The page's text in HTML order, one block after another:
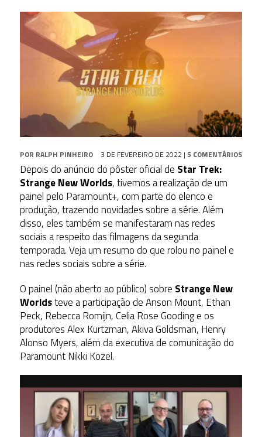
POR RALPH PINHEIRO 3 DE FEVEREIRO DE 2022 | 5 COMENTÁRIOS
Depois do anúncio do pôster oficial de Star Trek:
Strange New Worlds, tivemos a realização de um
painel pelo Paramount+, com parte do elenco e
produção, trazendo novidades sobre a série. Além
disso, eles também se manifestaram nas redes
sociais a respeito das filmagens da segunda
temporada. Veja um resumo do que rolou no painel e
nas redes sociais sobre a série.
O painel (não aberto ao público) sobre Strange New
Worldsteve a participação de Anson Mount, Ethan
Peck, Rebecca Romijn, Celia Rose Gooding e os
produtores Alex Kurtzman, Akiva Goldsman, Henry
Alonso Myers, além da executiva de comunicação do
Paramount Nikki Kozel.